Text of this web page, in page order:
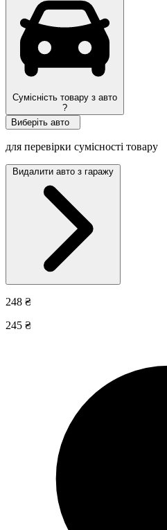
Сумісність товару з авто
?
Виберіть авто
для перевірки сумісності товару
Видалити авто з гаражу
248 ₴
245 ₴